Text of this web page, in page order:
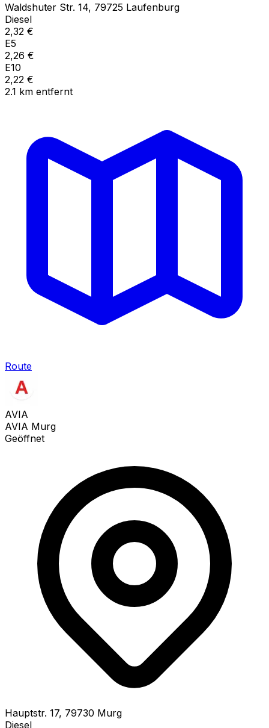
Waldshuter Str. 14, 79725 Laufenburg
Diesel
2,32 €
E5
2,26 €
E10
2,22 €
2.1 km entfernt
Route
AVIA
AVIA Murg
Geöffnet
Hauptstr. 17, 79730 Murg
Diesel